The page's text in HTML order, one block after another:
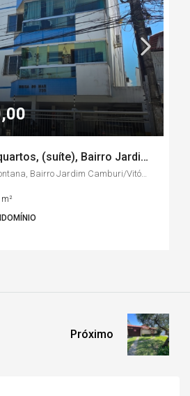
Apartamento 3 quartos, (suíte), Bairro Jardim Camburi – Vitória ES
Rua José Anchieta Fontana, Bairro Jardim Camburi/Vitória-ES
m²
Próximo